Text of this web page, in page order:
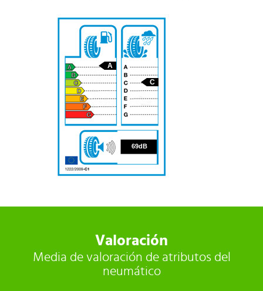
69
A
C
69dB
Valoración
Media de valoración de atributos del
neumático